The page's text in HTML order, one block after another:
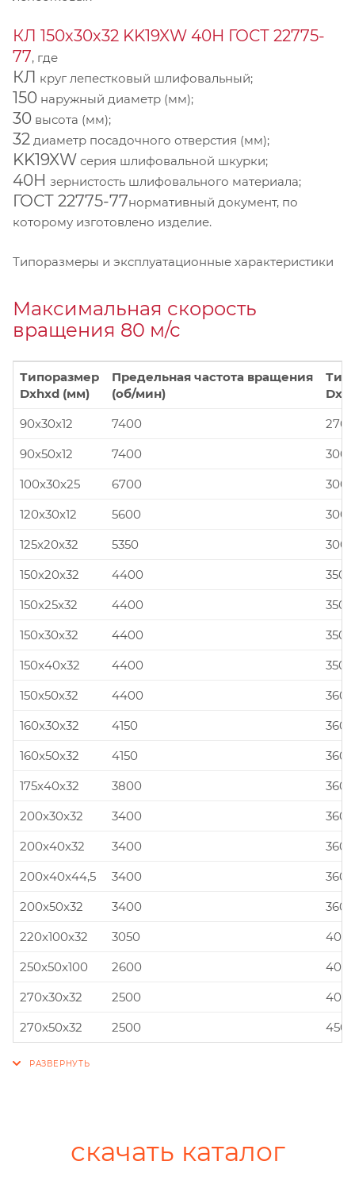
КЛ 150х30х32 KK19XW 40Н ГОСТ 22775-
77, где
КЛ круг лепестковый шлифовальный;
150 наружный диаметр (мм);
30 высота (мм);
32 диаметр посадочного отверстия (мм);
KK19XW серия шлифовальной шкурки;
40Н зернистость шлифовального материала;
ГОСТ 22775-77нормативный документ, по
которому изготовлено изделие.
Типоразмеры и эксплуатационные характеристики
Максимальная скорость
вращения 80 м/с
Типоразмер
Dxhxd (мм)
Предельная частота вращения
(об/мин)
90x30x12
7400
90x50x12
7400
100x30x25
6700
120x30x12
5600
125x20x32
5350
150x20x32
4400
150x25x32
4400
150x30x32
4400
150x40x32
4400
150x50x32
4400
160x30x32
4150
160x50x32
4150
175x40x32
3800
200x30x32
3400
200x40x32
3400
200x40x44,5
3400
200x50x32
3400
220x100x32
3050
250x50x100
2600
270x30x32
2500
270x50x32
2500
скачать каталог